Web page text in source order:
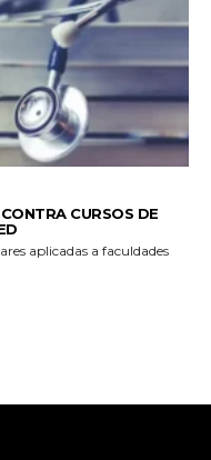
CURSOS DE
aplicadas a faculdades